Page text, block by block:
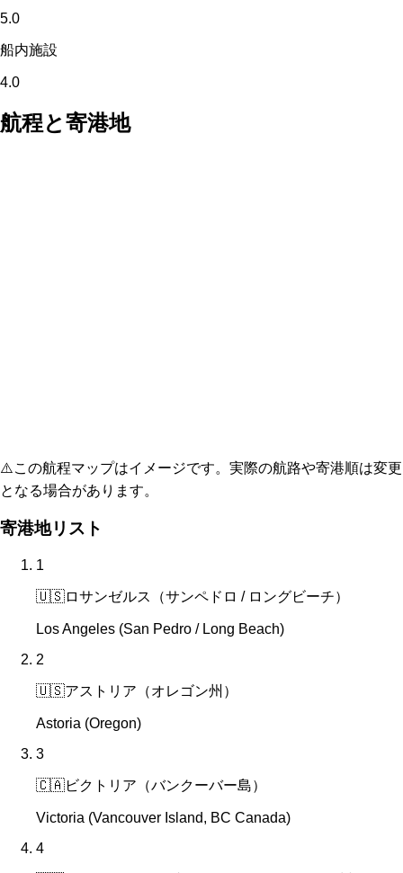
5.0
船内施設
4.0
航程と寄港地
⚠️この航程マップはイメージです。実際の航路や寄港順は変更
となる場合があります。
寄港地リスト
1
🇺🇸ロサンゼルス（サンペドロ / ロングビーチ）
Los Angeles (San Pedro / Long Beach)
2
🇺🇸アストリア（オレゴン州）
Astoria (Oregon)
3
🇨🇦ビクトリア（バンクーバー島）
Victoria (Vancouver Island, BC Canada)
4